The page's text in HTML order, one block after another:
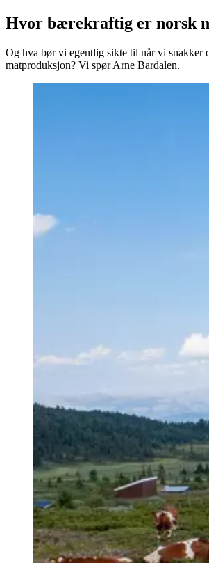
Hvor bærekraftig er norsk
Og hva bør vi egentlig sikte til når vi snakker
matproduksjon? Vi spør Arne Bardalen.